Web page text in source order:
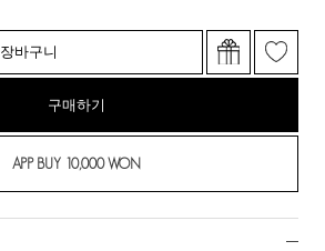
장바구니
구매하기